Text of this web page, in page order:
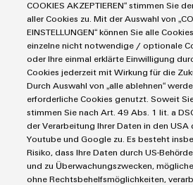
Ihre
im
Smart Metering
SNAP IN Anschlusstechnologie
Workplace Solutions
Engineering-Daten
PCB Connector Services
Support Center
Technische Produktkataloge
Weidmüller Configurator
Datencenter
Gerätehersteller
Maschinenbau
Photovoltaik
Wasserstoff
Weidmüller Industry Match
Windenergie
Impressum
Einkaufs- /Lieferanteninformationen
Datenschutzerklärung
Cookie Richtlinie
Cookie Einstellungen
Weidmüller GmbH & Co KG
COOKIES AKZEPTIEREN“ stimmen Sie
aller Cookies zu. Mit der Auswahl von
EINSTELLUNGEN“ können Sie alle
einzelne nicht notwendige / optionale
oder Ihre einmal erklärte Einwilligung
Cookies jederzeit mit Wirkung für die
Durch Auswahl von „alle ablehnen“
erforderliche Cookies genutzt. Soweit
stimmen Sie nach Art. 49 Abs. 1 lit. a
der Verarbeitung Ihrer Daten in den USA
Youtube und Google zu. Es besteht
Risiko, dass Ihre Daten durch US-
und zu Überwachungszwecken,
ohne Rechtsbehelfsmöglichkeiten,